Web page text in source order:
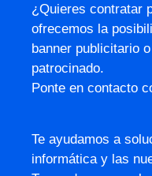
¿Quieres contratar
ofrecemos la
banner publicitario
patrocinado.
Ponte en contacto
Te ayudamos a
informática y las